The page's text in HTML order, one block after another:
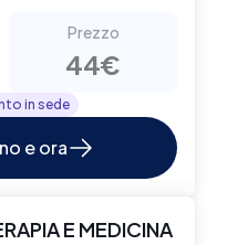
Prezzo
44€
in sede
e ora
E MEDICINA